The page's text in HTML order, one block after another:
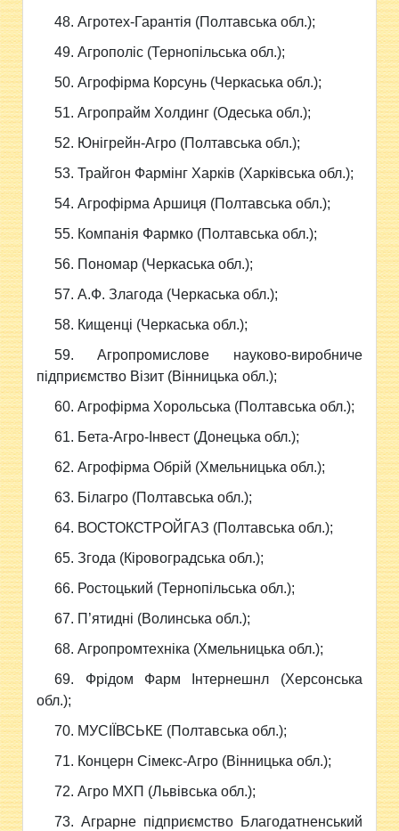
48. Агротех-Гарантія (Полтавська обл.);
49. Агрополіс (Тернопільська обл.);
50. Агрофірма Корсунь (Черкаська обл.);
51. Агропрайм Холдинг (Одеська обл.);
52. Юнігрейн-Агро (Полтавська обл.);
53. Трайгон Фармінг Харків (Харківська обл.);
54. Агрофірма Аршиця (Полтавська обл.);
55. Компанія Фармко (Полтавська обл.);
56. Пономар (Черкаська обл.);
57. А.Ф. Злагода (Черкаська обл.);
58. Кищенці (Черкаська обл.);
59. Агропромислове науково-виробниче
підприємство Візит (Вінницька обл.);
60. Агрофірма Хорольська (Полтавська обл.);
61. Бета-Агро-Інвест (Донецька обл.);
62. Агрофірма Обрій (Хмельницька обл.);
63. Білагро (Полтавська обл.);
64. ВОСТОКСТРОЙГАЗ (Полтавська обл.);
65. Згода (Кіровоградська обл.);
66. Ростоцький (Тернопільська обл.);
67. П’ятидні (Волинська обл.);
68. Агропромтехніка (Хмельницька обл.);
69. Фрідом Фарм Інтернешнл (Херсонська
обл.);
70. МУСІЇВСЬКЕ (Полтавська обл.);
71. Концерн Сімекс-Агро (Вінницька обл.);
72. Агро МХП (Львівська обл.);
73. Аграрне підприємство Благодатненський